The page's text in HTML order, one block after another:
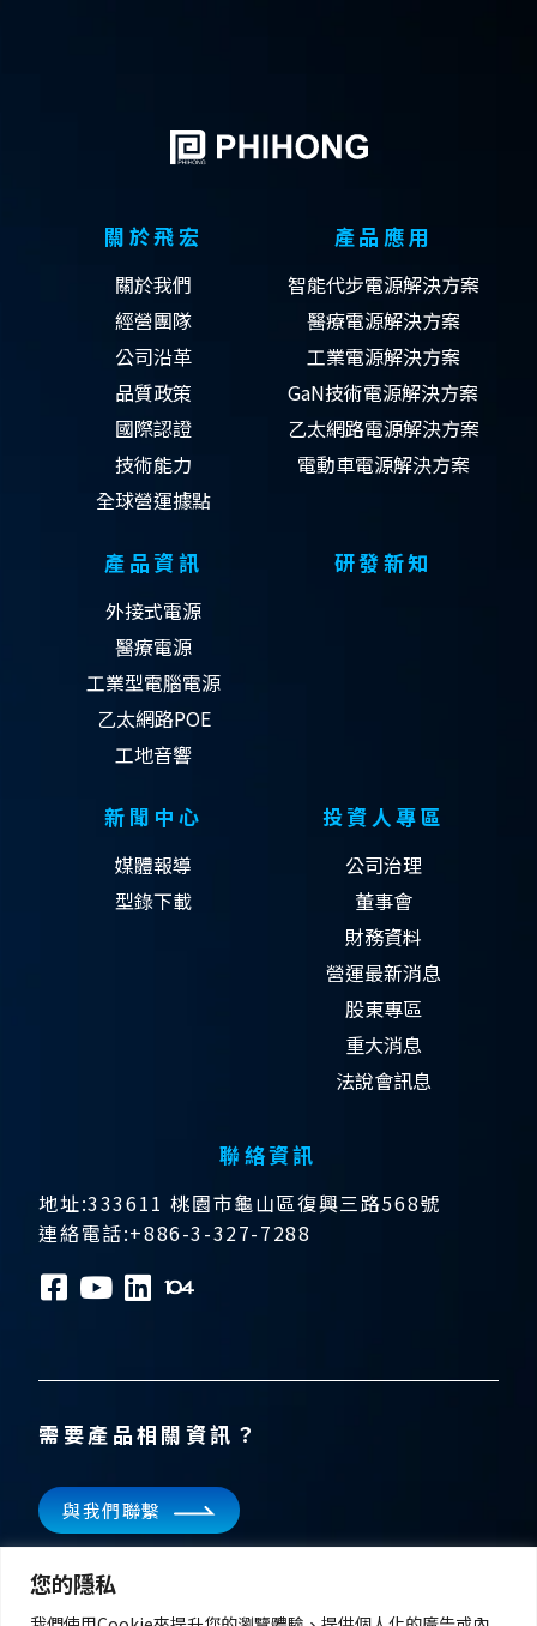
您的隱私
關於飛宏
關於我們
經營團隊
公司沿革
品質政策
國際認證
技術能力
全球營運據點
產品應用
智能代步電源解決方案
醫療電源解決方案
工業電源解決方案
GaN技術電源解決方案
乙太網路電源解決方案
電動車電源解決方案
產品資訊
外接式電源
醫療電源
工業型電腦電源
乙太網路POE
工地音響
研發新知
新聞中心
媒體報導
型錄下載
投資人專區
公司治理
董事會
財務資料
營運最新消息
股東專區
重大消息
法說會訊息
聯絡資訊
地址:333611 桃園市龜山區復興三路568號
連絡電話:+886-3-327-7288
訂閱電子報
需要產品相關資訊？
與我們聯繫